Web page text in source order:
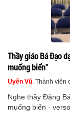
Thầy giáo Bá Đạo
muống biển"
Uyên Vũ , Thành viên
Nghe thầy Đặng
muống biển -